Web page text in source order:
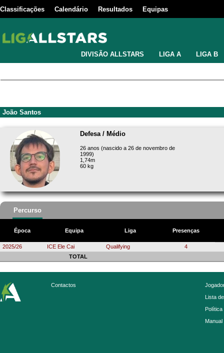
Classificações Calendário Resultados Equipas
DIVISÃO ALLSTARS LIGA A LIGA B
João Santos
Defesa / Médio
26 anos (nascido a 26 de novembro de
1999)
1,74m
60 kg
Percurso
Época Equipa Liga Presenças
2025/26 ICE Ele Cai Qualifying
4
TOTAL
Contactos
Lista
Política